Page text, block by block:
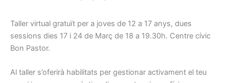
Taller virtual gratuït per a joves de 12 a 17 anys, dues
sessions dies 17 i 24 de Març de 18 a 19.30h. Centre cívic
Bon Pastor.
Al taller s’oferirà habilitats per gestionar activament el teu